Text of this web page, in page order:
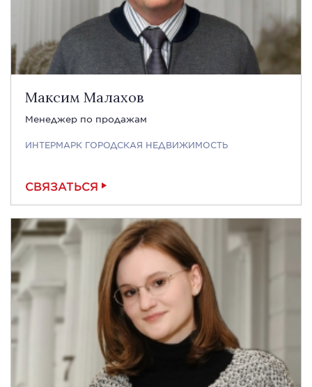
Максим Малахов
Менеджер по продажам
ИНТЕРМАРК ГОРОДСКАЯ НЕДВИЖИМОСТЬ
СВЯЗАТЬСЯ